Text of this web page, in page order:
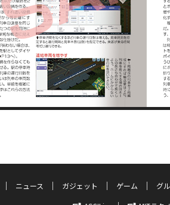
ニュース ガジェット ゲーム グ